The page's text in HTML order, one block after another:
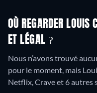
OÙ REGARDER LOUIS
ET LÉGAL ?
Nous n’avons trouvé
pour le moment, mais
Netflix, Crave et 6 autres